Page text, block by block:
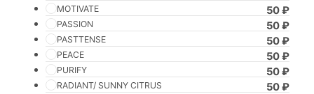
50₽
MOTIVATE
50₽
PASSION
50₽
PASTTENSE
50₽
PEACE
50₽
PURIFY
50₽
RADIANT/ SUNNY CITRUS